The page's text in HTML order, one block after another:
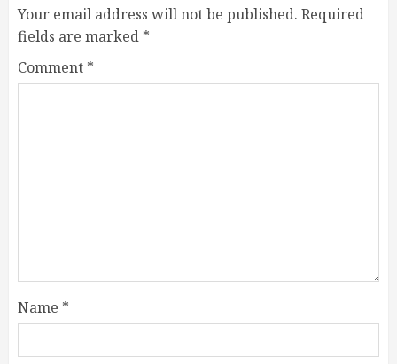
Your email address will not be published. Required
fields are marked *
Comment *
Name *